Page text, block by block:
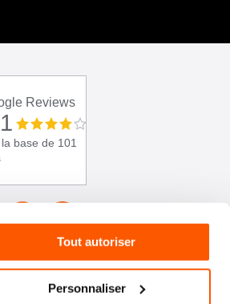
Tout autoriser
Personnaliser
Reviews
la base de 101